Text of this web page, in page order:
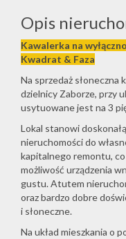
Opis
Kawalerka na
Kwadrat & Faza
Na sprzedaż słoneczna
dzielnicy Zaborze, przy
usytuowane jest na 3
Lokal stanowi
nieruchomości do
kapitalnego remontu, co
możliwość urządzenia
gustu. Atutem
oraz bardzo dobre
i słoneczne.
Na układ mieszkania o